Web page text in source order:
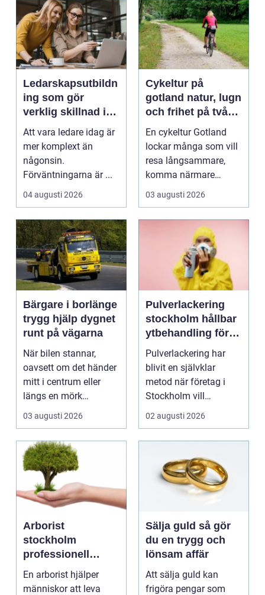
Ledarskapsutbildn
ing som gör
verklig skillnad i
vardagen
Att vara ledare idag är
mer komplext än
någonsin.
Förväntningarna är ...
04 augusti 2026
Cykeltur på
gotland natur, lugn
och frihet på två
hjul
En cykeltur Gotland
lockar många som vill
resa långsammare,
komma närmare
naturen och känna
havsbris...
03 augusti 2026
Bärgare i borlänge
trygg hjälp dygnet
runt på vägarna
När bilen stannar,
oavsett om det händer
mitt i centrum eller
längs en mörk
landsväg, handlar allt
03 augusti 2026
Pulverlackering
stockholm hållbar
ytbehandling för
industri och
design
Pulverlackering har
blivit en självklar
metod när företag i
Stockholm vill
kombinera slitstyrka,
02 augusti 2026
Arborist
stockholm
professionell
trädvård för säkra
och vackra träd
En arborist hjälper
människor att leva
Sälja guld så gör
du en trygg och
lönsam affär
Att sälja guld kan
frigöra pengar som